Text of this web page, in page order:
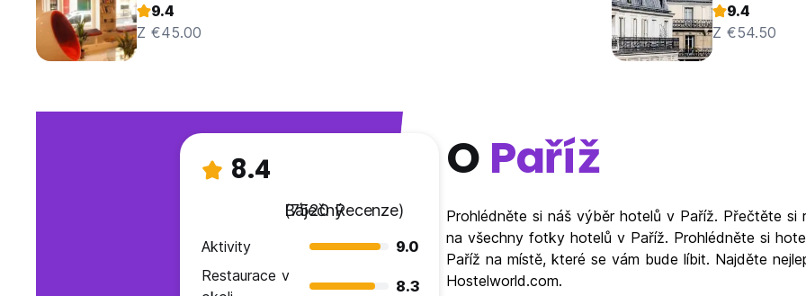
9.4
Z €45.00
9.4
Z €54.50
8.4
Báječný
(7520 Recenze)
Aktivity
9.0
Restaurace v
8.3
O Paříž
Prohlédněte si náš výběr hotelů v Paříž. Přečtěte
na všechny fotky hotelů v Paříž. Prohlédněte si
Paříž na místě, které se vám bude líbit. Najděte
Hostelworld.com.